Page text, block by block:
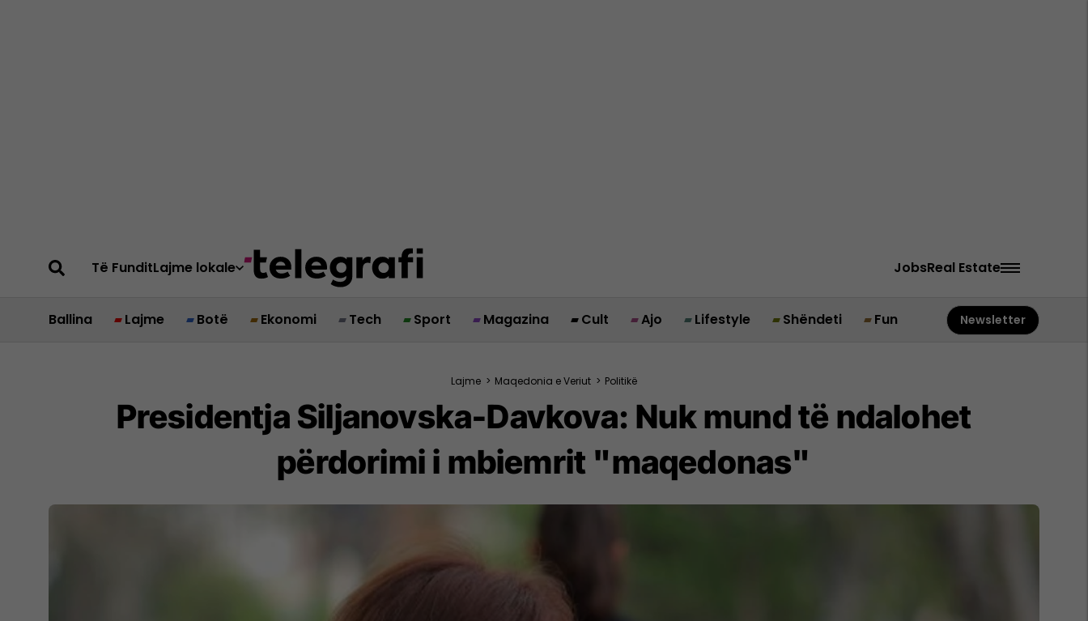
Të FunditLajme lokale JobsReal Estate
Ballina Lajme Botë Ekonomi Tech Sport Magazina Cult Ajo Lifestyle Shëndeti Fun Newsletter
Lajme > Maqedonia e Veriut > Politikë
Presidentja Siljanovska-Davkova: Nuk mund të ndalohet
përdorimi i mbiemrit "maqedonas"